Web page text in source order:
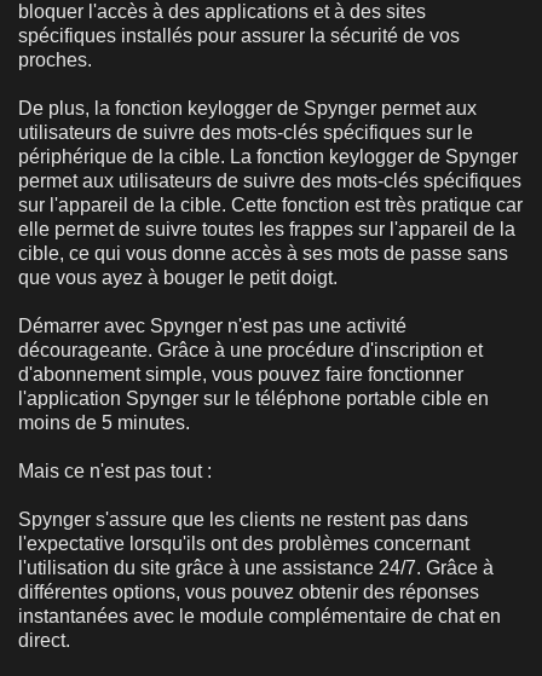
bloquer l'accès à des applications et à des sites
spécifiques installés pour assurer la sécurité de vos
proches.
De plus, la fonction keylogger de Spynger permet aux
utilisateurs de suivre des mots-clés spécifiques sur le
périphérique de la cible. La fonction keylogger de Spynger
permet aux utilisateurs de suivre des mots-clés spécifiques
sur l'appareil de la cible. Cette fonction est très pratique car
elle permet de suivre toutes les frappes sur l'appareil de la
cible, ce qui vous donne accès à ses mots de passe sans
que vous ayez à bouger le petit doigt.
Démarrer avec Spynger n'est pas une activité
décourageante. Grâce à une procédure d'inscription et
d'abonnement simple, vous pouvez faire fonctionner
l'application Spynger sur le téléphone portable cible en
moins de 5 minutes.
Mais ce n'est pas tout :
Spynger s'assure que les clients ne restent pas dans
l'expectative lorsqu'ils ont des problèmes concernant
l'utilisation du site grâce à une assistance 24/7. Grâce à
différentes options, vous pouvez obtenir des réponses
instantanées avec le module complémentaire de chat en
direct.